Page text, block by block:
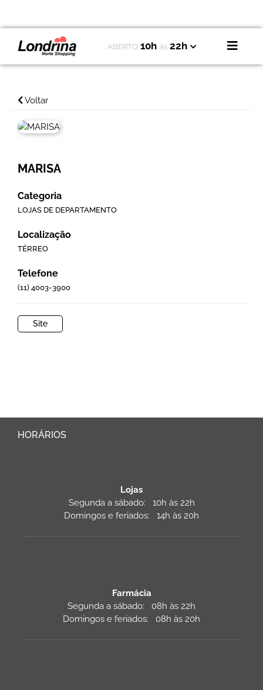
ABERTO 10h às 22h
Voltar
MARISA
Categoria
LOJAS DE DEPARTAMENTO
Localização
TÉRREO
Telefone
(11) 4003-3900
Site
HORÁRIOS
Lojas
Segunda a sábado: 10h às 22h
Domingos e feriados: 14h às 20h
Farmácia
Segunda a sábado: 08h às 22h
Domingos e feriados: 08h às 20h